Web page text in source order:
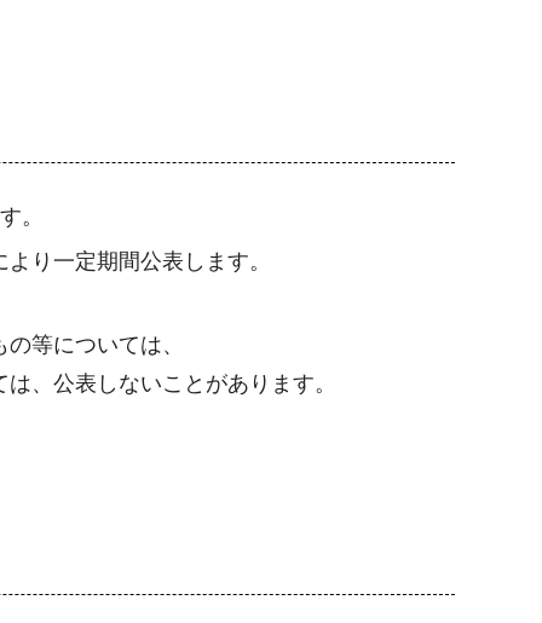
。
り一定期間公表します。
等については、
、公表しないことがあります。